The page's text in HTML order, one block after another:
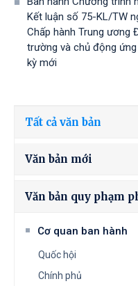
Kết luận số 75-KL/TW
Chấp hành Trung ương
trường và chủ động
kỳ mới
Tất cả văn bản
Văn bản mới
Văn bản quy phạm
Cơ quan ban hành
Quốc hội
Chính phủ